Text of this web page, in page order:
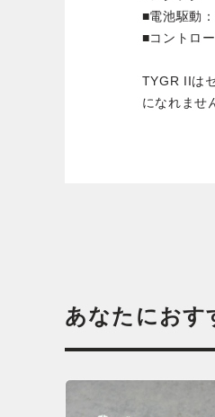
■電池駆動
■コントロ
TYGR IIは
になれませ
あなたにおす